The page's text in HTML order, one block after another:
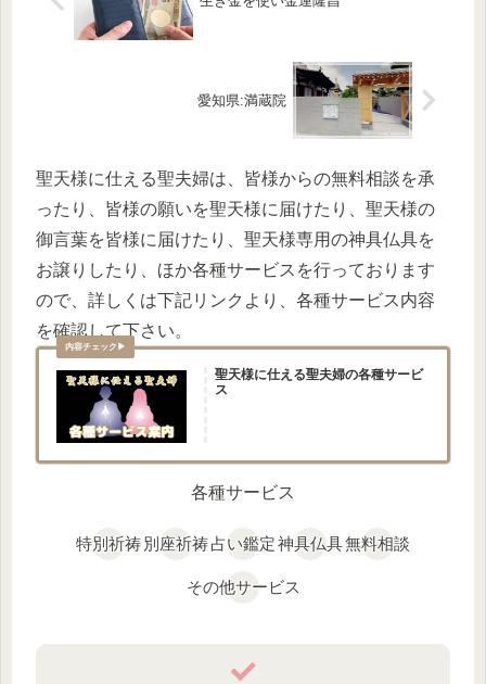
愛知県:満蔵院
聖天様に仕える聖夫婦は、皆様からの無料相談を承
ったり、皆様の願いを聖天様に届けたり、聖天様の
御言葉を皆様に届けたり、聖天様専用の神具仏具を
お譲りしたり、ほか各種サービスを行っております
ので、詳しくは下記リンクより、各種サービス内容
を確認して下さい。
聖天様に仕える聖夫婦の各種サービ
ス
各種サービス
特別祈祷別座祈祷占い鑑定神具仏具無料相談
その他サービス